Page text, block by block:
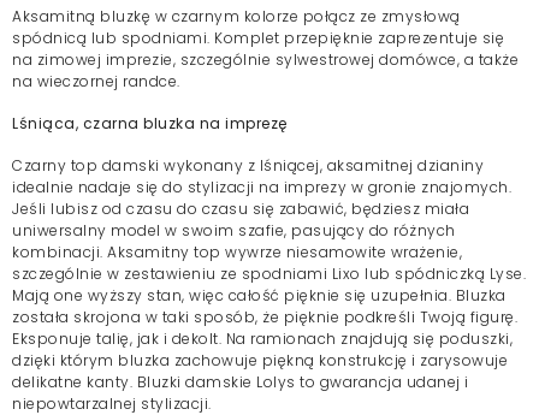
Aksamitną bluzkę w czarnym kolorze połącz ze zmysłową
spódnicą lub spodniami. Komplet przepięknie zaprezentuje się
na zimowej imprezie, szczególnie sylwestrowej domówce, a także
na wieczornej randce.
Lśniąca, czarna bluzka na imprezę
Czarny top damski wykonany z lśniącej, aksamitnej dzianiny
idealnie nadaje się do stylizacji na imprezy w gronie znajomych.
Jeśli lubisz od czasu do czasu się zabawić, będziesz miała
uniwersalny model w swoim szafie, pasujący do różnych
kombinacji. Aksamitny top wywrze niesamowite wrażenie,
szczególnie w zestawieniu ze spodniami Lixo lub spódniczką Lyse.
Mają one wyższy stan, więc całość pięknie się uzupełnia. Bluzka
została skrojona w taki sposób, że pięknie podkreśli Twoją figurę.
Eksponuje talię, jak i dekolt. Na ramionach znajdują się poduszki,
dzięki którym bluzka zachowuje piękną konstrukcję i zarysowuje
delikatne kanty. Bluzki damskie Lolys to gwarancja udanej i
niepowtarzalnej stylizacji.